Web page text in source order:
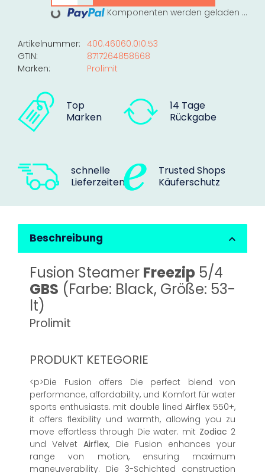
Loading... Komponenten werden geladen ...
Artikelnummer: 400.46060.010.53
GTIN:
8717264858668
Marken:
Prolimit
Top
Marken
14 Tage
Rückgabe
schnelle
Lieferzeiten
Trusted Shops
Käuferschutz
Beschreibung
Fusion Steamer Freezip 5/4
GBS (Farbe: Black, Größe: 53-
lt)
Prolimit
PRODUKT KETEGORIE
<p>Die Fusion offers Die perfect blend von
performance, affordability, und Komfort für water
sports enthusiasts. mit double linedAirflex 550+,
it offers flexibility und warmth, allowing you zu
move effortless through Die water. mit Zodiac 2
und VelvetAirflex, Die Fusion enhances your
range von motion, ensuring maximum
maneuverability. Die 3-Schichted construction